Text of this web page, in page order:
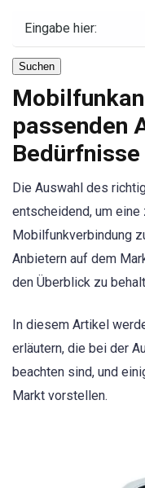
Suchen
passenden
Die Auswahl des
entscheidend, um
Mobilfunkverbindung
Anbietern auf dem
den Überblick zu
In diesem Artikel
erläutern, die bei der
beachten sind, und
Markt vorstellen.